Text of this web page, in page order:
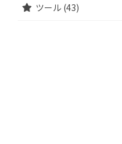
ツール (43)